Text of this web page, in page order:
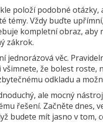
položí podobné otázky,
témy. Vždy buďte
kompletní obraz,
zákrok.
jednorázová věc.
že bolest roste,
odkladu a
ale mocný
řešení. Začněte dnes,
budete mít jasno v tom,